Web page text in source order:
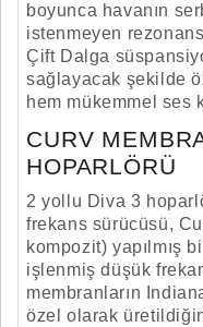
boyunca havanın
istenmeyen
Çift Dalga
sağlayacak şekilde
hem mükemmel ses
CURV
HOPARLÖRÜ
2 yollu Diva 3
frekans sürücüsü,
kompozit) yapılmış
işlenmiş düşük
membranların
özel olarak